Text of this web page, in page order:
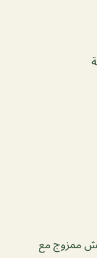
ممزوج مع